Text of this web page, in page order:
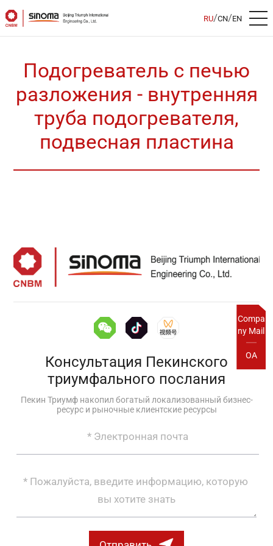
RU/CN/EN
Compa
ny Mail
OA
Подогреватель с печью
разложения - внутренняя
труба подогревателя,
подвесная пластина
Консультация Пекинского
триумфального послания
Пекин Триумф накопил богатый локализованный бизнес-
ресурс и рыночные клиентские ресурсы